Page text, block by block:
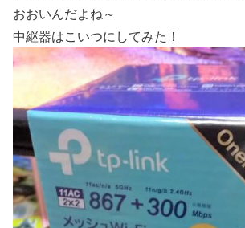
おおいんだよね～
中継器はこいつにしてみた！